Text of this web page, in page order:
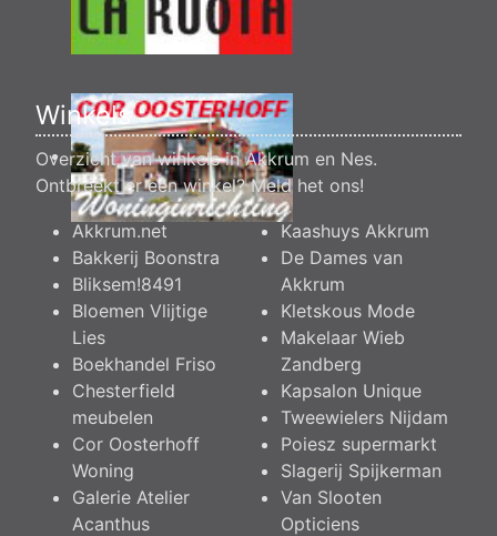
Winkels
Overzicht van winkels in Akkrum en Nes.
Ontbreekt er een winkel?Meld het ons!
Akkrum.net
Bakkerij Boonstra
Bliksem!8491
Bloemen Vlijtige
Lies
Boekhandel Friso
Chesterfield
meubelen
Cor Oosterhoff
Woning
Galerie Atelier
Acanthus
Kaashuys Akkrum
De Dames van
Akkrum
Kletskous Mode
Makelaar Wieb
Zandberg
Kapsalon Unique
Tweewielers Nijdam
Poiesz supermarkt
Slagerij Spijkerman
Van Slooten
Opticiens